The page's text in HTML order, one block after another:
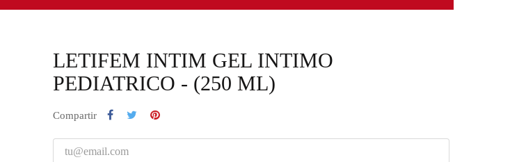
LETIFEM INTIM GEL INTIMO
PEDIATRICO - (250 ML)
Compartir